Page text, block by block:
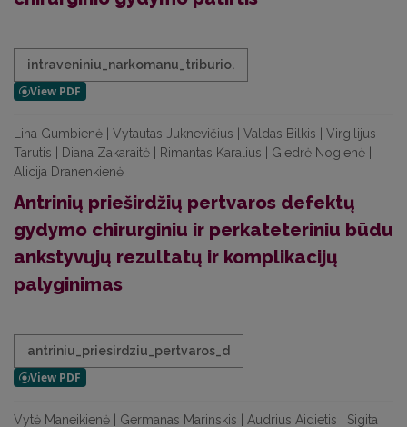
intraveniniu_narkomanu_triburio.
Lina Gumbienė | Vytautas Juknevičius | Valdas Bilkis | Virgilijus
Tarutis | Diana Zakaraitė | Rimantas Karalius | Giedrė Nogienė |
Alicija Dranenkienė
Antrinių prieširdžių pertvaros defektų
gydymo chirurginiu ir perkateteriniu būdu
ankstyvųjų rezultatų ir komplikacijų
palyginimas
antriniu_priesirdziu_pertvaros_d
Vytė Maneikienė | Germanas Marinskis | Audrius Aidietis | Sigita